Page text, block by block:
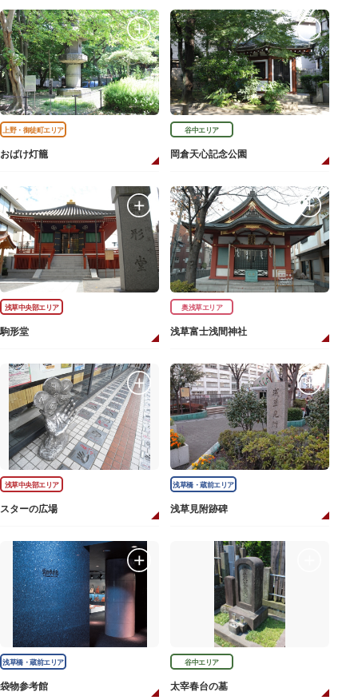
上野・御徒町エリア
おばけ灯籠
谷中エリア
岡倉天心記念公園
浅草中央部エリア
駒形堂
奥浅草エリア
浅草富士浅間神社
浅草中央部エリア
スターの広場
浅草橋・蔵前エリア
浅草見附跡碑
浅草橋・蔵前エリア
袋物参考館
谷中エリア
太宰春台の墓